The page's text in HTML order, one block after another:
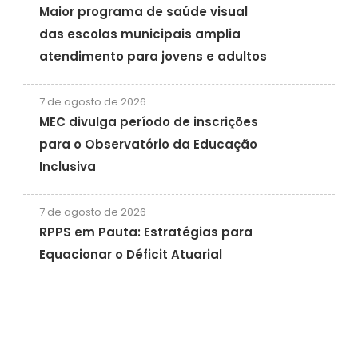
Maior programa de saúde visual
das escolas municipais amplia
atendimento para jovens e adultos
7 de agosto de 2026
MEC divulga período de inscrições
para o Observatório da Educação
Inclusiva
7 de agosto de 2026
RPPS em Pauta: Estratégias para
Equacionar o Déficit Atuarial